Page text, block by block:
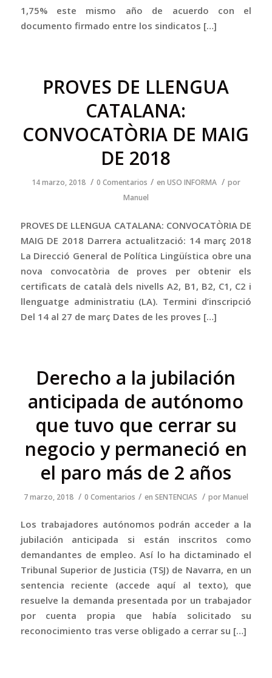
1,75% este mismo año de acuerdo con el
documento firmado entre los sindicatos […]
PROVES DE LLENGUA
CATALANA:
CONVOCATÒRIA DE MAIG
DE 2018
14 marzo, 2018 / 0 Comentarios / en USO INFORMA / por
Manuel
PROVES DE LLENGUA CATALANA: CONVOCATÒRIA DE
MAIG DE 2018 Darrera actualització: 14 març 2018
La Direcció General de Política Lingüística obre una
nova convocatòria de proves per obtenir els
certificats de català dels nivells A2, B1, B2, C1, C2 i
llenguatge administratiu (LA). Termini d’inscripció
Del 14 al 27 de març Dates de les proves […]
Derecho a la jubilación
anticipada de autónomo
que tuvo que cerrar su
negocio y permaneció en
el paro más de 2 años
7 marzo, 2018 / 0 Comentarios / en SENTENCIAS / porManuel
Los trabajadores autónomos podrán acceder a la
jubilación anticipada si están inscritos como
demandantes de empleo. Así lo ha dictaminado el
Tribunal Superior de Justicia (TSJ) de Navarra, en un
sentencia reciente (accede aquí al texto), que
resuelve la demanda presentada por un trabajador
por cuenta propia que había solicitado su
reconocimiento tras verse obligado a cerrar su […]